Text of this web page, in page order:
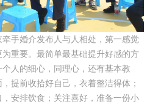
手婚介发布人与人相处，第一感觉
重要。最简单最基础提升好感的方
人的细心，同理心，还有基本教
提前收拾好自己，衣着整洁得体；
安排饮食；关注喜好，准备一份小